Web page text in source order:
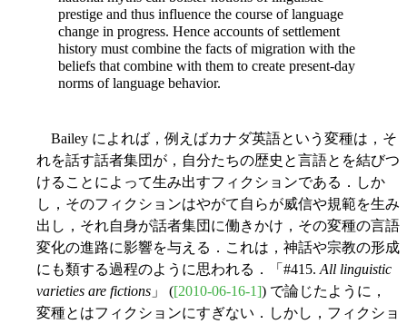
prestige and thus influence the course of language
change in progress. Hence accounts of settlement
history must combine the facts of migration with the
beliefs that combine with them to create present-day
norms of language behavior.
Bailey によれば，例えばカナダ英語という変種は，そ
れを話す話者集団が，自分たちの歴史と言語とを結びつ
けることによって生み出すフィクションである．しか
し，そのフィクションはやがて自らが威信や規範を生み
出し，それ自身が話者集団に働きかけ，その変種の言語
変化の進路に影響を与える．これは，神話や宗教の形成
にも類する過程のように思われる．「#415. All linguistic
varieties are fictions 」 ([2010-06-16-1]) で論じたように，
変種とはフィクションにすぎない．しかし，フィクショ